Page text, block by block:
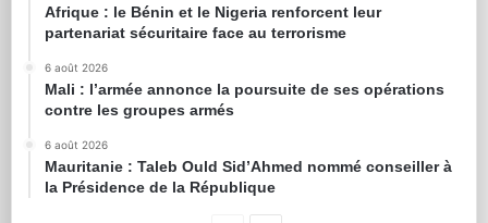
Afrique : le Bénin et le Nigeria renforcent leur
partenariat sécuritaire face au terrorisme
6 août 2026
Mali : l’armée annonce la poursuite de ses opérations
contre les groupes armés
6 août 2026
Mauritanie : Taleb Ould Sid’Ahmed nommé conseiller à
la Présidence de la République